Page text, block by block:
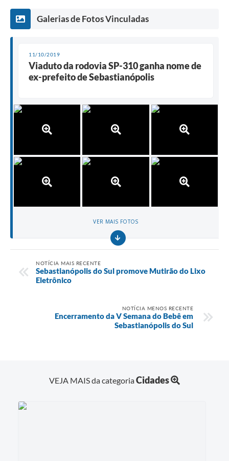
Galerias de Fotos Vinculadas
11/10/2019
Viaduto da rodovia SP-310 ganha nome de
ex-prefeito de Sebastianópolis
VER MAIS FOTOS
NOTÍCIA MAIS RECENTE
Sebastianópolis do Sul promove Mutirão do Lixo
Eletrônico
NOTÍCIA MENOS RECENTE
Encerramento da V Semana do Bebê em
Sebastianópolis do Sul
VEJA MAIS da categoriaCidades